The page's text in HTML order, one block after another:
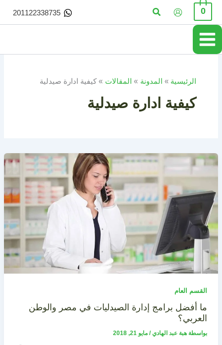
تخطي
المحتوى
0 البحث 201122338735
الرئيسية المدونة المقالات كيفية ادارة صيدلية
كيفية ادارة صيدلية
القسم العام
ما أفضل برامج إدارة الصيدليات في مصر والوطن
العربي؟
بواسطة هبة عبد الهادي/ مايو 21, 2018